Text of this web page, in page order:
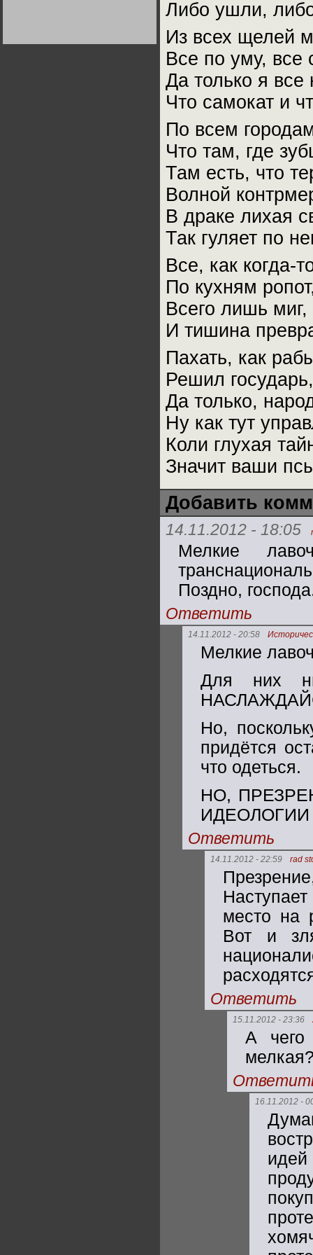
Либо ушли,
Из всех щелей
Все по уму, все
Да только я все
Что самокат и
По всем
Что там, где
Там есть, что
Волной
В драке лихая
Так гуляет по
Все, как когда-
По кухням
Всего лишь
И тишина
Пахать, как
Решил
Да только,
Ну как тут
Коли глухая
Значит ваши
Добавить
14.11.2012 - 18:05
Мелкие
Поздно,
Ответить
14.11.2012 - 20:58
Мелкие
Для них
Но,
придётся
что одеться.
НО,
Ответить
14.11.2012 - 22:59 rad
место на
Вот и
Ответить
15.11.2012 - 23:36
А чего
16.11.2012 -